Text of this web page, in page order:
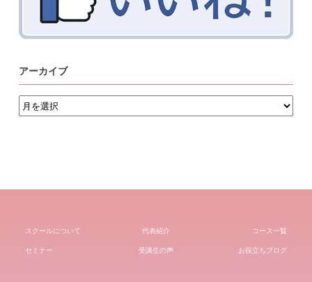
アーカイブ
ア
ー
カ
スクールについて 代表紹介
コース一覧
セミナー
受講生の声 お役立ちブログ